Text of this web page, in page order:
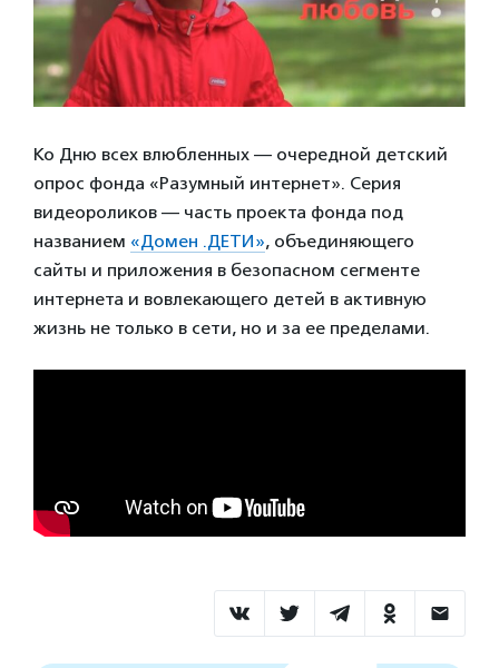
Ко Дню всех влюбленных — очередной детский
опрос фонда «Разумный интернет». Серия
видеороликов — часть проекта фонда под
названием «Домен .ДЕТИ», объединяющего
сайты и приложения в безопасном сегменте
интернета и вовлекающего детей в активную
жизнь не только в сети, но и за ее пределами.